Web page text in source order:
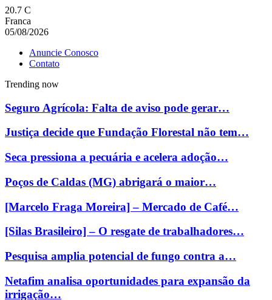
20.7 C
Franca
05/08/2026
Anuncie Conosco
Contato
Trending now
Seguro Agrícola: Falta de aviso pode gerar…
Justiça decide que Fundação Florestal não tem…
Seca pressiona a pecuária e acelera adoção…
Poços de Caldas (MG) abrigará o maior…
[Marcelo Fraga Moreira] – Mercado de Café…
[Silas Brasileiro] – O resgate de trabalhadores…
Pesquisa amplia potencial de fungo contra a…
Netafim analisa oportunidades para expansão da
irrigação…